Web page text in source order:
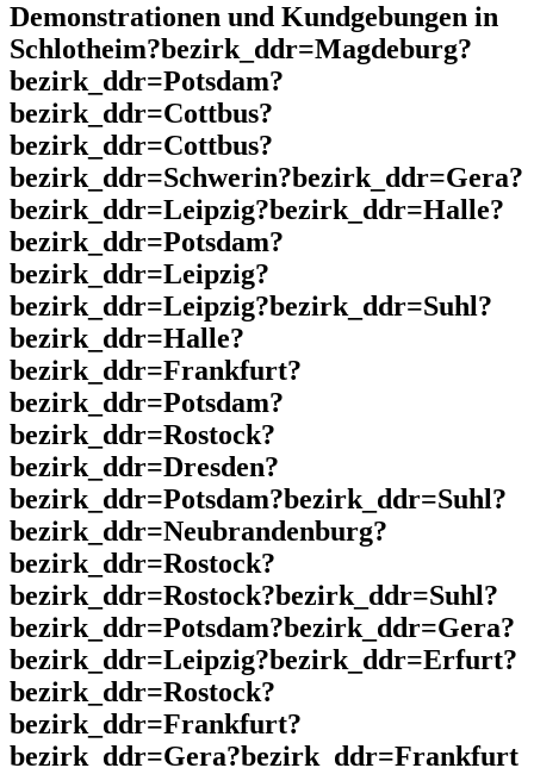
Demonstrationen und Kundgebungen in
Schlotheim?bezirk_ddr=Magdeburg?
bezirk_ddr=Potsdam?
bezirk_ddr=Cottbus?
bezirk_ddr=Cottbus?
bezirk_ddr=Schwerin?bezirk_ddr=Gera?
bezirk_ddr=Leipzig?bezirk_ddr=Halle?
bezirk_ddr=Potsdam?
bezirk_ddr=Leipzig?
bezirk_ddr=Leipzig?bezirk_ddr=Suhl?
bezirk_ddr=Halle?
bezirk_ddr=Frankfurt?
bezirk_ddr=Potsdam?
bezirk_ddr=Rostock?
bezirk_ddr=Dresden?
bezirk_ddr=Potsdam?bezirk_ddr=Suhl?
bezirk_ddr=Neubrandenburg?
bezirk_ddr=Rostock?
bezirk_ddr=Rostock?bezirk_ddr=Suhl?
bezirk_ddr=Potsdam?bezirk_ddr=Gera?
bezirk_ddr=Leipzig?bezirk_ddr=Erfurt?
bezirk_ddr=Rostock?
bezirk_ddr=Frankfurt?
bezirk_ddr=Gera?bezirk_ddr=Frankfurt